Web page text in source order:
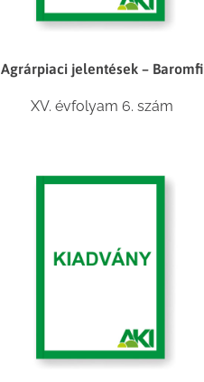
Agrárpiaci jelentések – Baromfi
XV. évfolyam 6. szám